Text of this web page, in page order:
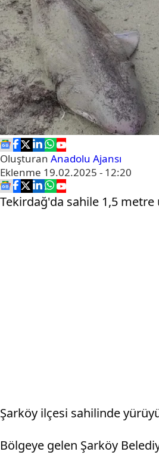
Oluşturan Anadolu Ajansı
Eklenme 19.02.2025 - 12:20
Tekirdağ'da sahile 1,5 metre
Şarköy ilçesi sahilinde
Bölgeye gelen Şarköy